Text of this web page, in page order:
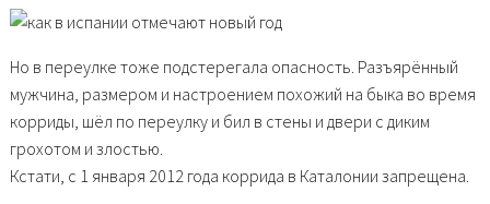
Но в переулке тоже подстерегала опасность. Разъярённый
мужчина, размером и настроением похожий на быка во время
корриды, шёл по переулку и бил в стены и двери с диким
грохотом и злостью.
Кстати, с 1 января 2012 года коррида в Каталонии запрещена.